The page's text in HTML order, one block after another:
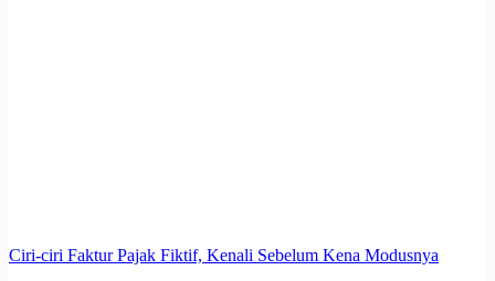
Ciri-ciri Faktur Pajak Fiktif, Kenali Sebelum Kena Modusnya